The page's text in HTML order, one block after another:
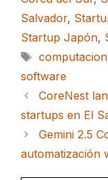
Salvador,
Startup Japón,
Etiquetas
software
CoreNest
startups en El
Gemini 2.5
automatización